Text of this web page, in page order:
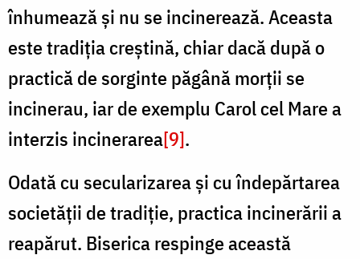
înhumează și nu se incinerează. Aceasta
este tradiția creștină, chiar dacă după o
practică de sorginte păgână morții se
incinerau, iar de exemplu Carol cel Mare a
interzis incinerarea[9].
Odată cu secularizarea și cu îndepărtarea
societății de tradiție, practica incinerării a
reapărut. Biserica respinge această